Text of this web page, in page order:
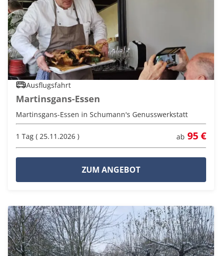
Ausflugsfahrt
Martinsgans-Essen
Martinsgans-Essen in Schumann's Genusswerkstatt
1 Tag ( 25.11.2026 ) ab 95 €
ZUM ANGEBOT